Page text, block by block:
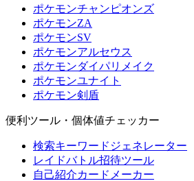
ポケモンチャンピオンズ
ポケモンZA
ポケモンSV
ポケモンアルセウス
ポケモンダイパリメイク
ポケモンユナイト
ポケモン剣盾
便利ツール・個体値チェッカー
検索キーワードジェネレーター
レイドバトル招待ツール
自己紹介カードメーカー